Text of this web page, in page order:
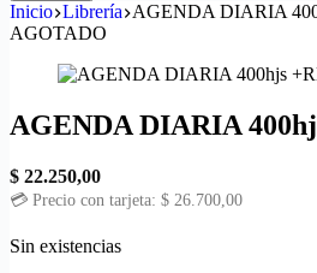
Inicio Librería AGENDA DIARIA
AGOTADO
AGENDA DIARIA
$ 22.250,00
💳 Precio con tarjeta: $ 26.700,00
Sin existencias